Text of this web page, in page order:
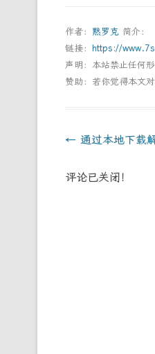
作者： 黙罗克 简介：
链接： https://
声明：本站禁止任何
赞助：若你觉得本文
Post
← 通过本地下载
评论已关闭！